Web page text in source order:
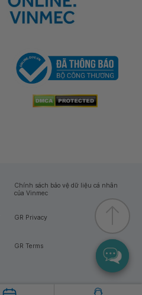
Chính sách bảo vệ dữ liệu cá nhân
của Vinmec
GR Privacy
GR Terms